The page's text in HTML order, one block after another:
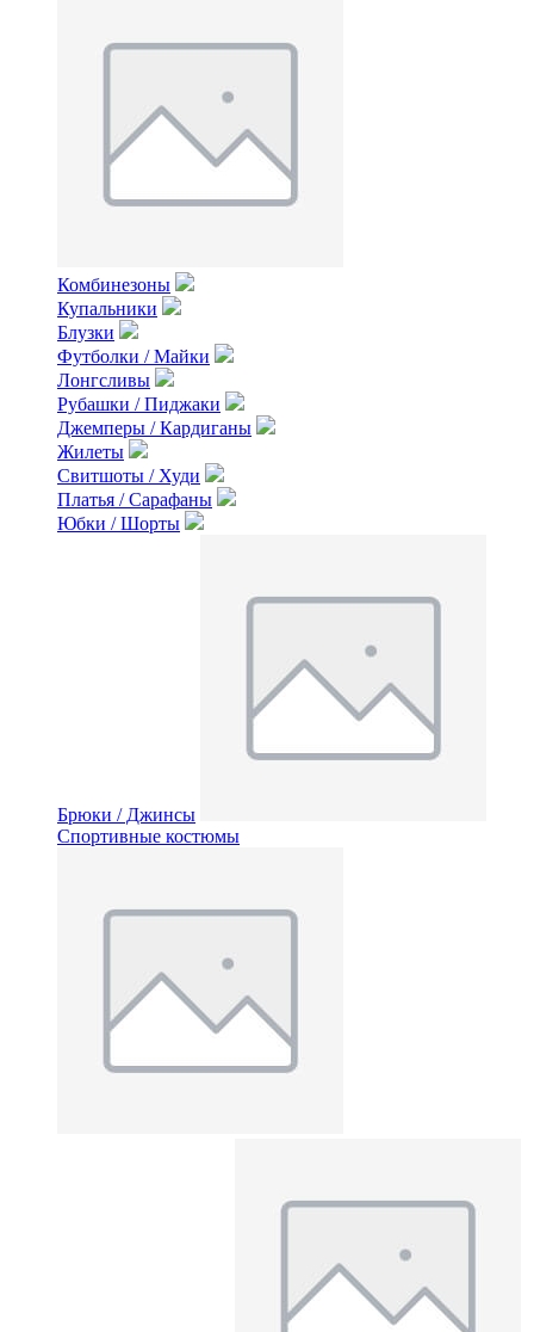
Комбинезоны
Купальники
Блузки
Футболки / Майки
Лонгсливы
Рубашки / Пиджаки
Джемперы / Кардиганы
Жилеты
Свитшоты / Худи
Платья / Сарафаны
Юбки / Шорты
Брюки / Джинсы
Спортивные костюмы